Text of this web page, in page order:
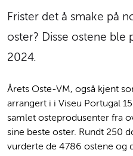
Frister det å smake på
oster? Disse ostene ble
2024.
Årets Oste-VM, også kjent
arrangert i i Viseu Portugal
samlet osteprodusenter fra
sine beste oster. Rundt 250
vurderte de 4786 ostene og